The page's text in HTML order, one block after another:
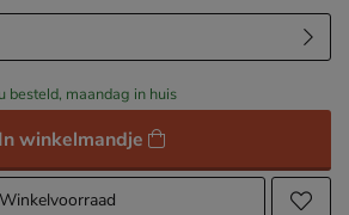
maandag in huis
In winkelmandje
Winkelvoorraad